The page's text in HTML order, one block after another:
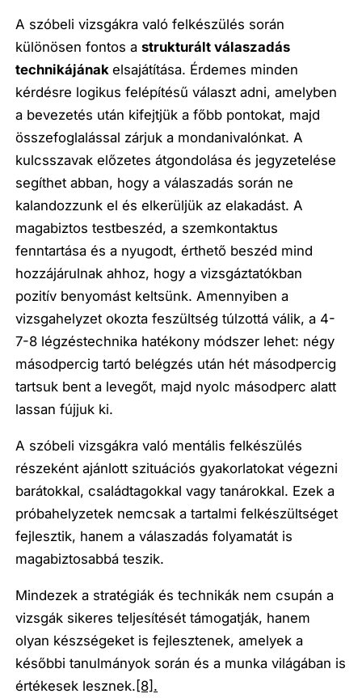
A szóbeli vizsgákra való felkészülés során
különösen fontos astrukturált válaszadás
technikájánakelsajátítása. Érdemes minden
kérdésre logikus felépítésű választ adni, amelyben
a bevezetés után kifejtjük a főbb pontokat, majd
összefoglalással zárjuk a mondanivalónkat. A
kulcsszavak előzetes átgondolása és jegyzetelése
segíthet abban, hogy a válaszadás során ne
kalandozzunk el és elkerüljük az elakadást. A
magabiztos testbeszéd, a szemkontaktus
fenntartása és a nyugodt, érthető beszéd mind
hozzájárulnak ahhoz, hogy a vizsgáztatókban
pozitív benyomást keltsünk. Amennyiben a
vizsgahelyzet okozta feszültség túlzottá válik, a 4-
7-8 légzéstechnika hatékony módszer lehet: négy
másodpercig tartó belégzés után hét másodpercig
tartsuk bent a levegőt, majd nyolc másodperc alatt
lassan fújjuk ki.
A szóbeli vizsgákra való mentális felkészülés
részeként ajánlott szituációs gyakorlatokat végezni
barátokkal, családtagokkal vagy tanárokkal. Ezek a
próbahelyzetek nemcsak a tartalmi felkészültséget
fejlesztik, hanem a válaszadás folyamatát is
magabiztosabbá teszik.
Mindezek a stratégiák és technikák nem csupán a
vizsgák sikeres teljesítését támogatják, hanem
olyan készségeket is fejlesztenek, amelyek a
későbbi tanulmányok során és a munka világában is
értékesek lesznek. [8].